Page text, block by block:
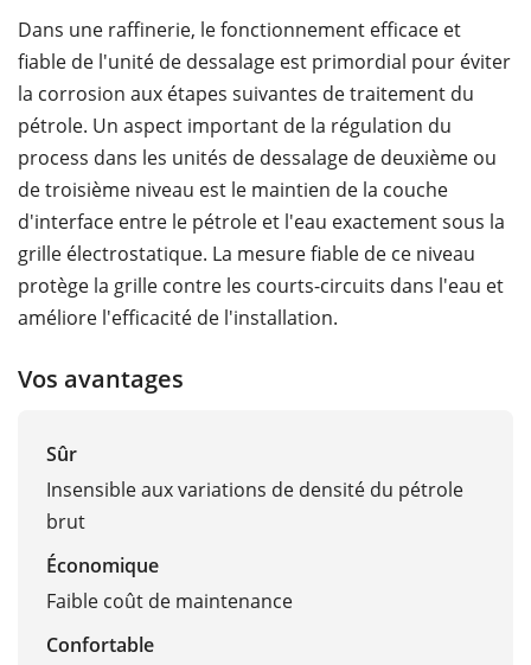
Dans une raffinerie, le fonctionnement efficace et
fiable de l'unité de dessalage est primordial pour éviter
la corrosion aux étapes suivantes de traitement du
pétrole. Un aspect important de la régulation du
process dans les unités de dessalage de deuxième ou
de troisième niveau est le maintien de la couche
d'interface entre le pétrole et l'eau exactement sous la
grille électrostatique. La mesure fiable de ce niveau
protège la grille contre les courts-circuits dans l'eau et
améliore l'efficacité de l'installation.
Vos avantages
Sûr
Insensible aux variations de densité du pétrole
brut
Économique
Faible coût de maintenance
Confortable